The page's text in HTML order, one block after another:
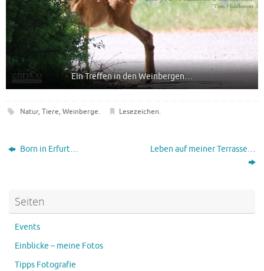
Ein Treffen in den Weinbergen…
Natur, Tiere, Weinberge. Lesezeichen.
Born in Erfurt… Leben auf meiner Terrasse…
Seiten
Events
Einblicke – meine Fotos
Tipps Fotografie